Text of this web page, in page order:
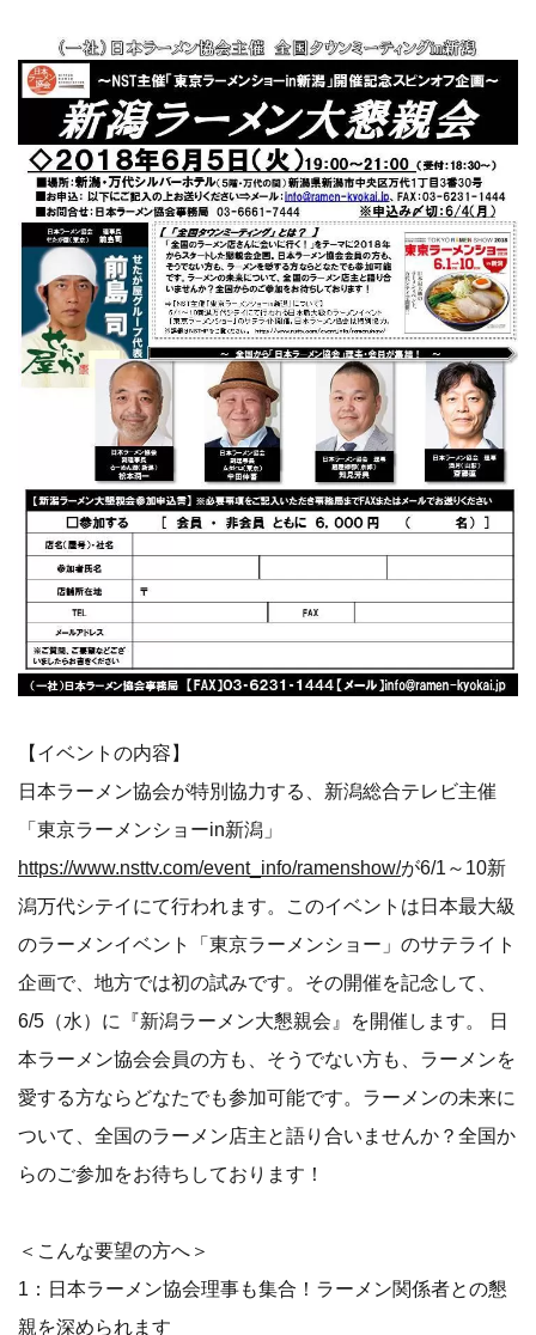
【イベントの内容】
日本ラーメン協会が特別協力する、新潟総合テレビ主催
「東京ラーメンショーin新潟」
https://www.nsttv.com/event_info/ramenshow/が6/1～10新
潟万代シテイにて行われます。このイベントは日本最大級
のラーメンイベント「東京ラーメンショー」のサテライト
企画で、地方では初の試みです。その開催を記念して、
6/5（水）に『新潟ラーメン大懇親会』を開催します。 日
本ラーメン協会会員の方も、そうでない方も、ラーメンを
愛する方ならどなたでも参加可能です。ラーメンの未来に
ついて、全国のラーメン店主と語り合いませんか？全国か
らのご参加をお待ちしております！
＜こんな要望の方へ＞
1：日本ラーメン協会理事も集合！ラーメン関係者との懇
親を深められます